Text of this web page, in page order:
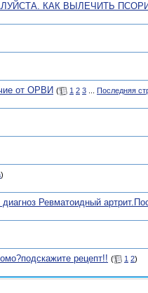
КАК ВЫЛЕЧИТЬ
от ОРВИ ( 1 2 3 Последняя
)
Ревматоидный
рецепт!! ( 1 2)